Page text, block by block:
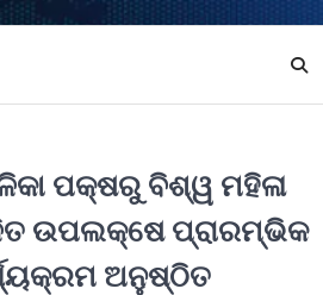
ପକ୍ଷରୁ ବିଶ୍ୱ ମହିଳା
ଉପଲକ୍ଷେ ପ୍ରାରମ୍ଭିକ
ଅନୁଷ୍ଠିତ